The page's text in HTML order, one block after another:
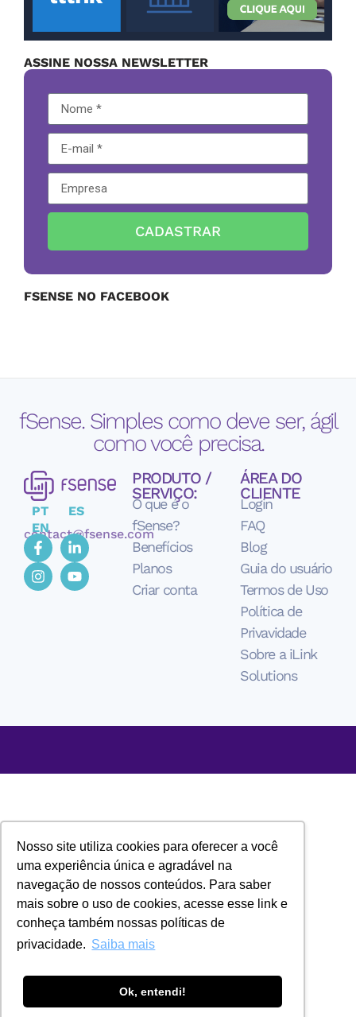
Nosso site utiliza cookies para oferecer a você
uma experiência única e agradável na
navegação de nossos conteúdos. Para saber
mais sobre o uso de cookies, acesse esse link e
conheça também nossas políticas de
privacidade. Saiba mais
Ok, entendi!
ASSINE NOSSA NEWSLETTER
CADASTRAR
FSENSE NO FACEBOOK
fSense. Simples como deve ser, ágil
como você precisa.
PT
ES
EN
contact@fsense.com
PRODUTO /
SERVIÇO:
O que é o
fSense?
Benefícios
Planos
Criar conta
ÁREA DO
CLIENTE
Login
FAQ
Blog
Guia do usuário
Termos de Uso
Política de
Privavidade
Sobre a iLink
Solutions